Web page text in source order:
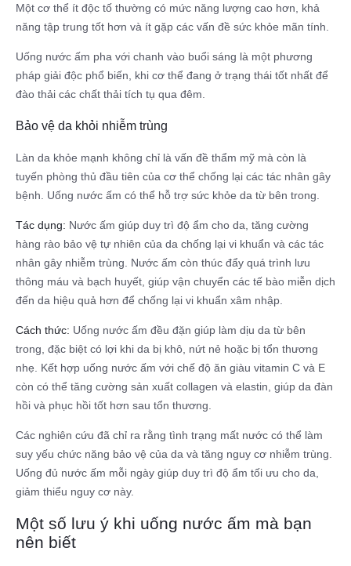
Một cơ thể ít độc tố thường có mức năng lượng cao hơn, khả
năng tập trung tốt hơn và ít gặp các vấn đề sức khỏe mãn tính.
Uống nước ấm pha với chanh vào buổi sáng là một phương
pháp giải độc phổ biến, khi cơ thể đang ở trạng thái tốt nhất để
đào thải các chất thải tích tụ qua đêm.
Bảo vệ da khỏi nhiễm trùng
Làn da khỏe mạnh không chỉ là vấn đề thẩm mỹ mà còn là
tuyến phòng thủ đầu tiên của cơ thể chống lại các tác nhân gây
bệnh. Uống nước ấm có thể hỗ trợ sức khỏe da từ bên trong.
Tác dụng: Nước ấm giúp duy trì độ ẩm cho da, tăng cường
hàng rào bảo vệ tự nhiên của da chống lại vi khuẩn và các tác
nhân gây nhiễm trùng. Nước ấm còn thúc đẩy quá trình lưu
thông máu và bạch huyết, giúp vận chuyển các tế bào miễn dịch
đến da hiệu quả hơn để chống lại vi khuẩn xâm nhập.
Cách thức: Uống nước ấm đều đặn giúp làm dịu da từ bên
trong, đặc biệt có lợi khi da bị khô, nứt nẻ hoặc bị tổn thương
nhẹ. Kết hợp uống nước ấm với chế độ ăn giàu vitamin C và E
còn có thể tăng cường sản xuất collagen và elastin, giúp da đàn
hồi và phục hồi tốt hơn sau tổn thương.
Các nghiên cứu đã chỉ ra rằng tình trạng mất nước có thể làm
suy yếu chức năng bảo vệ của da và tăng nguy cơ nhiễm trùng.
Uống đủ nước ấm mỗi ngày giúp duy trì độ ẩm tối ưu cho da,
giảm thiểu nguy cơ này.
Một số lưu ý khi uống nước ấm mà bạn
nên biết